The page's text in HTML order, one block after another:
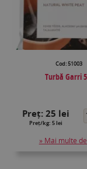
Cod: 51003
Turbă Garri
Preț:25 lei
Preț/kg: 5 lei
» Mai multe